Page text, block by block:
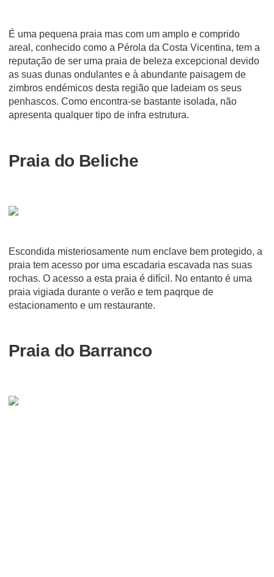
É uma pequena praia mas com um amplo e comprido
areal, conhecido como a Pérola da Costa Vicentina, tem a
reputação de ser uma praia de beleza excepcional devido
as suas dunas ondulantes e à abundante paisagem de
zimbros endémicos desta região que ladeiam os seus
penhascos. Como encontra-se bastante isolada, não
apresenta qualquer tipo de infra estrutura.
Praia do Beliche
Escondida misteriosamente num enclave bem protegido, a
praia tem acesso por uma escadaria escavada nas suas
rochas. O acesso a esta praia é difícil. No entanto é uma
praia vigiada durante o verão e tem paqrque de
estacionamento e um restaurante.
Praia do Barranco